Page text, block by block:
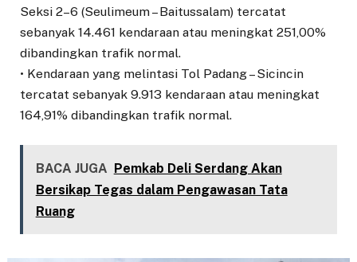
Seksi 2–6 (Seulimeum – Baitussalam) tercatat
sebanyak 14.461 kendaraan atau meningkat 251,00%
dibandingkan trafik normal.
• Kendaraan yang melintasi Tol Padang – Sicincin
tercatat sebanyak 9.913 kendaraan atau meningkat
164,91% dibandingkan trafik normal.
BACA JUGA Pemkab Deli Serdang Akan
Bersikap Tegas dalam Pengawasan Tata
Ruang